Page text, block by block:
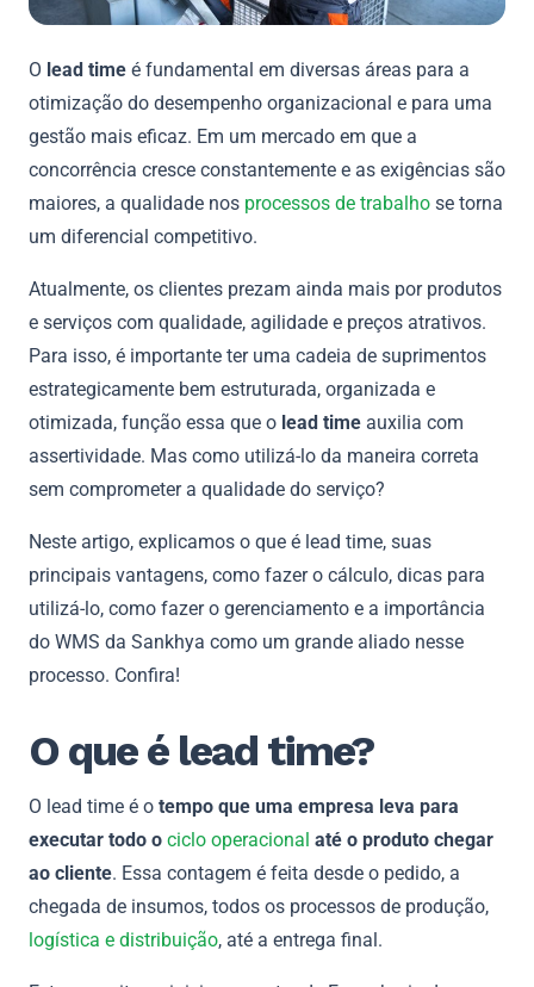
O lead time é fundamental em diversas áreas para a
otimização do desempenho organizacional e para uma
gestão mais eficaz. Em um mercado em que a
concorrência cresce constantemente e as exigências são
maiores, a qualidade nos processos de trabalho se torna
um diferencial competitivo.
Atualmente, os clientes prezam ainda mais por produtos
e serviços com qualidade, agilidade e preços atrativos.
Para isso, é importante ter uma cadeia de suprimentos
estrategicamente bem estruturada, organizada e
otimizada, função essa que o lead time auxilia com
assertividade. Mas como utilizá-lo da maneira correta
sem comprometer a qualidade do serviço?
Neste artigo, explicamos o que é lead time, suas
principais vantagens, como fazer o cálculo, dicas para
utilizá-lo, como fazer o gerenciamento e a importância
do WMS da Sankhya como um grande aliado nesse
processo. Confira!
O que é lead time?
O lead time é o tempo que uma empresa leva para
executar todo o ciclo operacional até o produto chegar
ao cliente. Essa contagem é feita desde o pedido, a
chegada de insumos, todos os processos de produção,
logística e distribuição, até a entrega final.